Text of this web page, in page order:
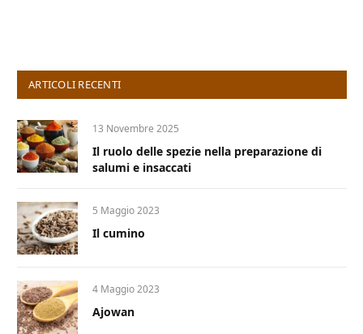
ARTICOLI RECENTI
13 Novembre 2025
Il ruolo delle spezie nella preparazione di
salumi e insaccati
5 Maggio 2023
Il cumino
4 Maggio 2023
Ajowan